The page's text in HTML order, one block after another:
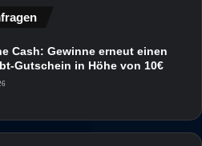
Cash: Gewinne erneut einen
Gutschein in Höhe von 10€